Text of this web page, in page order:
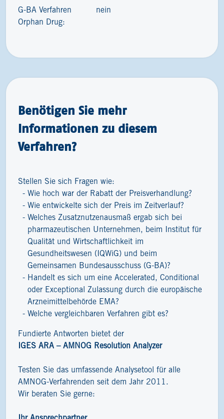
G-BA Verfahren
Orphan Drug:
nein
Benötigen Sie mehr
Informationen zu diesem
Verfahren?
Stellen Sie sich Fragen wie:
Wie hoch war der Rabatt der Preisverhandlung?
Wie entwickelte sich der Preis im Zeitverlauf?
Welches Zusatznutzenausmaß ergab sich bei
pharmazeutischen Unternehmen, beim Institut für
Qualität und Wirtschaftlichkeit im
Gesundheitswesen (IQWiG) und beim
Gemeinsamen Bundesausschuss (G-BA)?
Handelt es sich um eine Accelerated, Conditional
oder Exceptional Zulassung durch die europäische
Arzneimittelbehörde EMA?
Welche vergleichbaren Verfahren gibt es?
Fundierte Antworten bietet der
IGES ARA – AMNOG Resolution Analyzer
Testen Sie das umfassende Analysetool für alle
AMNOG-Verfahrenden seit dem Jahr 2011.
Wir beraten Sie gerne: